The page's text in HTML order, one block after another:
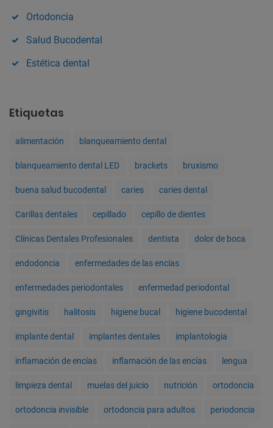
Ortodoncia
Salud Bucodental
Estética dental
Etiquetas
alimentación blanqueamiento dental
blanqueamiento dental LED brackets bruxismo
buena salud bucodental caries caries dental
Carillas dentales cepillado cepillo de dientes
Clínicas Dentales Profesionales dentista dolor de boca
endodoncia enfermedades de las encías
enfermedades periodontales enfermedad periodontal
gingivitis halitosis higiene bucal higiene bucodental
implante dental implantes dentales implantologia
inflamación de encías inflamación de las encías lengua
limpieza dental muelas del juicio nutrición ortodoncia
ortodoncia invisible ortodoncia para adultos periodoncia